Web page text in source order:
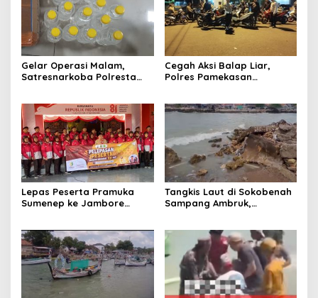
Gelar Operasi Malam,
Satresnarkoba Polresta
Cegah Aksi Balap Liar,
Polres Pamekasan
Lepas Peserta Pramuka
Sumenep ke Jambore
Tangkis Laut di Sokobenah
Sampang Ambruk,